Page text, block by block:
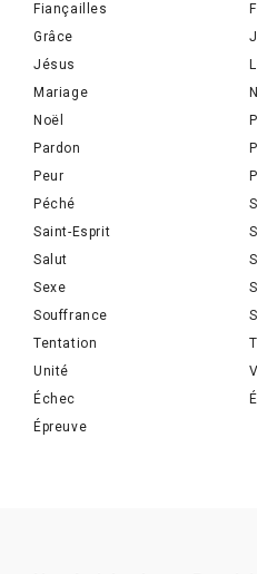
Fiançailles
Grâce
Jésus
Mariage
Noël
Pardon
Peur
Péché
Saint-Esprit
Salut
Sexe
Souffrance
Tentation
Unité
Échec
Épreuve